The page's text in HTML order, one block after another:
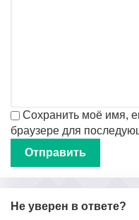
Сохранить моё имя,
браузере для
Не уверен в ответе?